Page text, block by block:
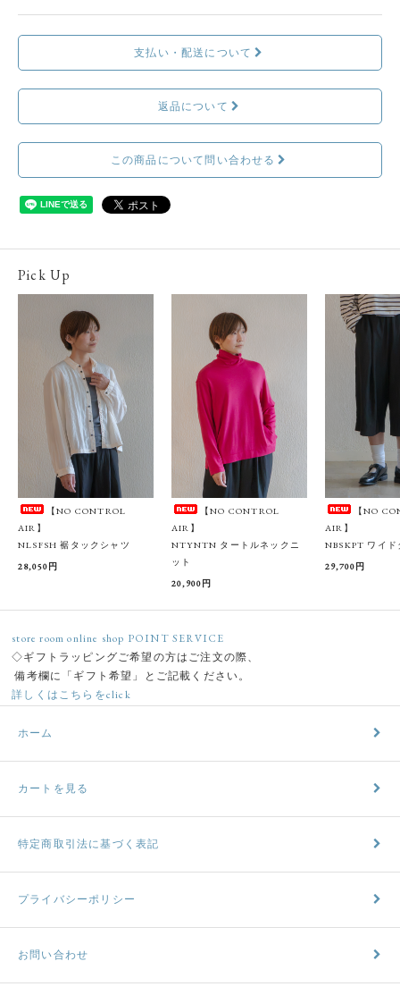
支払い・配送について
返品について
この商品について問い合わせる
Pick Up
【NO CONTROL
AIR】
NLSFSH 裾タックシャツ
28,050円
【NO CONTROL
AIR】
NTYNTN タートルネックニ
ット
20,900円
【NO
AIR】
NBSKPT ワイ
29,700円
store room online shop POINT SERVICE
◇ギフトラッピングご希望の方はご注文の際、
備考欄に「ギフト希望」とご記載ください。
詳しくはこちらをclick
ホーム
カートを見る
特定商取引法に基づく表記
プライバシーポリシー
お問い合わせ